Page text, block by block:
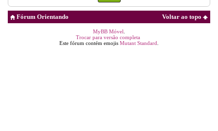
Voltar ao topo
Fórum Orientando
MyBB Móvel
Trocar para versão completa
Este fórum contém emojis Mutant Standard